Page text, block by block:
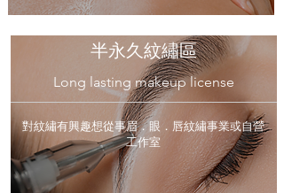
半永久紋繡區
Long lasting makeup license
對紋繡有興趣想從事眉．眼．唇紋繡事業或自營
工作室